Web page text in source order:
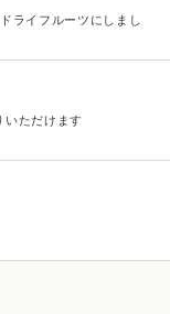
ライフルーツにしまし
いただけます